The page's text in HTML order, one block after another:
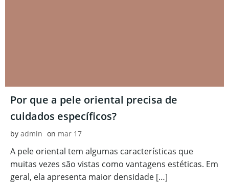
Por que a pele oriental precisa de
cuidados específicos?
by admin on mar 17
A pele oriental tem algumas características que
muitas vezes são vistas como vantagens estéticas. Em
geral, ela apresenta maior densidade […]